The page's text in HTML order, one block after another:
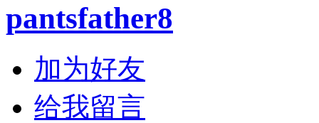
pantsfather8
加为好友
给我留言